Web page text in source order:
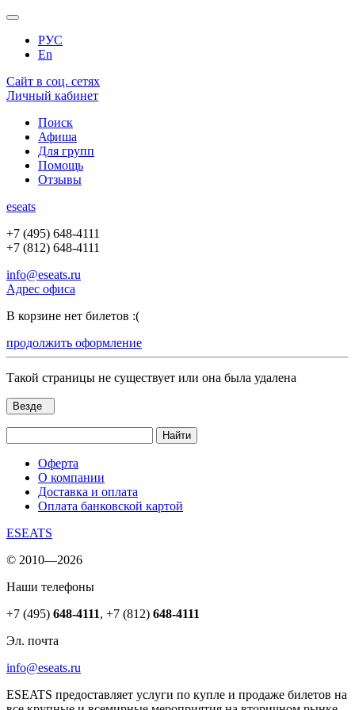
РУС
En
Сайт в соц. сетях
Личный кабинет
Поиск
Афиша
Для групп
Помощь
Отзывы
eseats
+7 (495) 648-4111
+7 (812) 648-4111
info@eseats.ru
Адрес офиса
В корзине нет билетов :(
продолжить оформление
Такой страницы не существует или она была удалена
Везде
Найти
Оферта
О компании
Доставка и оплата
Оплата банковской картой
ESEATS
© 2010—2026
Наши телефоны
+7 (495) 648-4111, +7 (812) 648-4111
Эл. почта
info@eseats.ru
ESEATS предоставляет услуги по купле и продаже билетов на